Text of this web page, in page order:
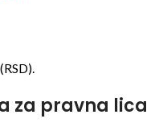
za pravna lica